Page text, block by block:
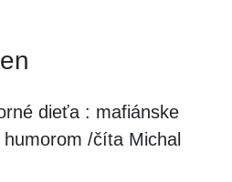
dieťa : mafiánske
/číta Michal